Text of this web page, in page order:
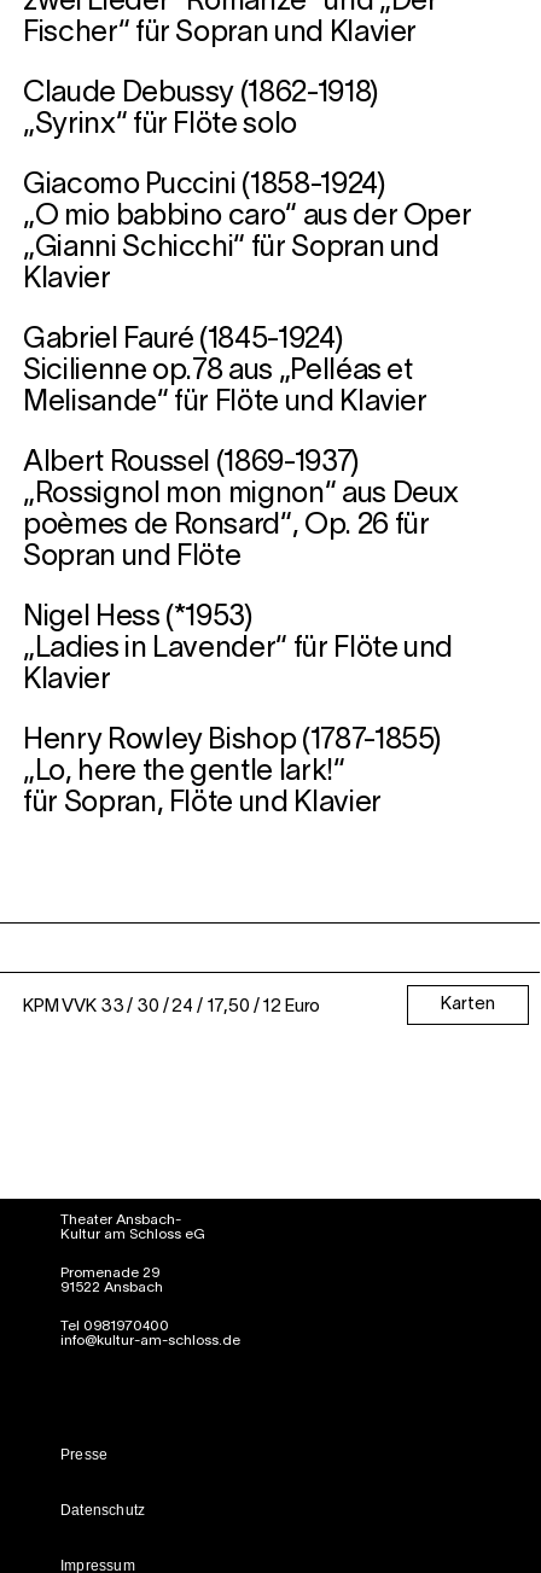
Fischer“ für Sopran und Klavier
Claude Debussy (1862-1918)
„Syrinx“ für Flöte solo
Giacomo Puccini (1858-1924)
„O mio babbino caro“ aus der Oper
„Gianni Schicchi“ für Sopran und
Klavier
Gabriel Fauré (1845-1924)
Sicilienne op.78 aus „Pelléas et
Melisande“ für Flöte und Klavier
Albert Roussel (1869-1937)
„Rossignol mon mignon“ aus Deux
poèmes de Ronsard“, Op. 26 für
Sopran und Flöte
Nigel Hess (*1953)
„Ladies in Lavender“ für Flöte und
Klavier
Henry Rowley Bishop (1787-1855)
„Lo, here the gentle lark!“
für Sopran, Flöte und Klavier
KPM VVK 33 / 30 / 24 / 17,50 / 12 Euro Karten
Theater Ansbach-
Kultur am Schloss eG
Promenade 29
91522 Ansbach
Tel 0981970400
info@kultur-am-schloss.de
Presse
Datenschutz
Impressum